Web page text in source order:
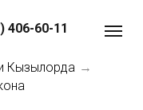
406-60-11
Кызылорда →